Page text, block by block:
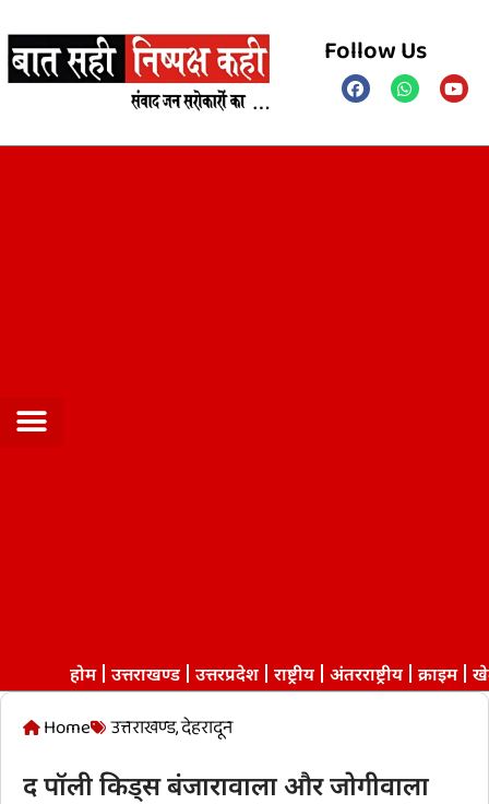
Follow Us
होम उत्तराखण्ड उत्तरप्रदेश राष्ट्रीय अंतरराष्ट्रीय क्राइम
Home उत्तराखण्ड,देहरादून
द पॉली किड्स बंजारावाला और जोगीवाला